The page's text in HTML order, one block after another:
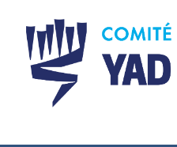
content